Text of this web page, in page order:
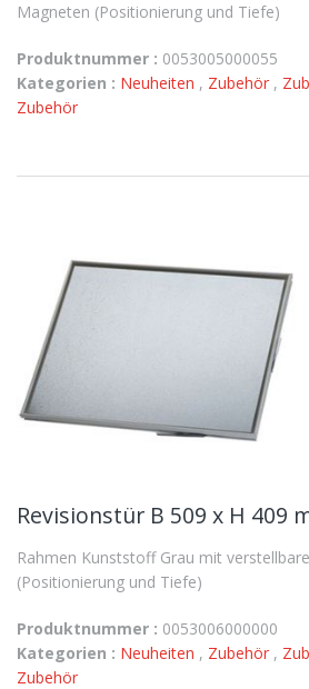
Magneten (Positionierung und Tiefe)
Produktnummer : 0053005000055
Kategorien : Neuheiten , Zubehör ,
Zubehör
Revisionstür B 509 x H 409
Rahmen Kunststoff Grau mit
(Positionierung und Tiefe)
Produktnummer : 0053006000000
Kategorien : Neuheiten , Zubehör ,
Zubehör